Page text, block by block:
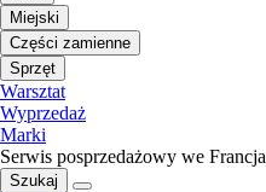
Miejski
Części zamienne
Sprzęt
Warsztat
Wyprzedaż
Marki
Serwis posprzedażowy we Francja
Szukaj